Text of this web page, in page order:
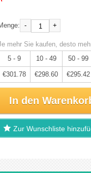
- +
mehr Sie kaufen, desto
5 - 9
10 - 49 50 - 99
€301.78 €298.60 €295.42
In den
Zur Wunschliste